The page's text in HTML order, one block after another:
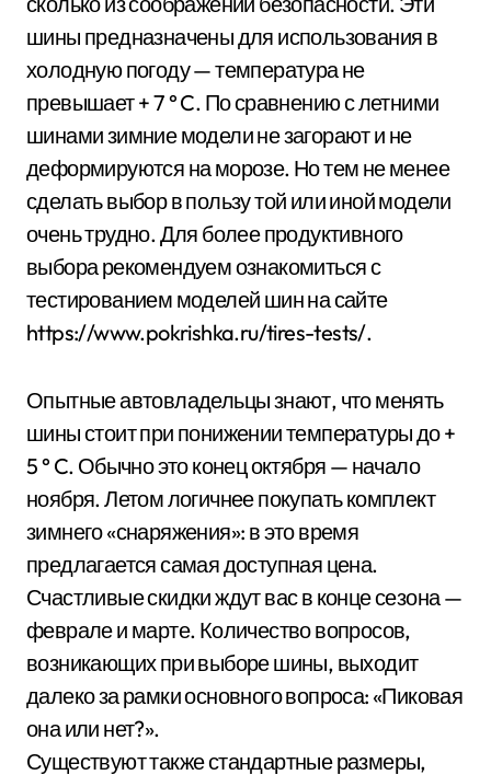
шины предназначены для использования в
холодную погоду — температура не
превышает + 7 ° C. По сравнению с летними
шинами зимние модели не загорают и не
деформируются на морозе. Но тем не менее
сделать выбор в пользу той или иной модели
очень трудно. Для более продуктивного
выбора рекомендуем ознакомиться с
тестированием моделей шин на сайте
https://www.pokrishka.ru/tires-tests/.
Опытные автовладельцы знают, что менять
шины стоит при понижении температуры до +
5 ° C. Обычно это конец октября — начало
ноября. Летом логичнее покупать комплект
зимнего «снаряжения»: в это время
предлагается самая доступная цена.
Счастливые скидки ждут вас в конце сезона —
феврале и марте. Количество вопросов,
возникающих при выборе шины, выходит
далеко за рамки основного вопроса: «Пиковая
она или нет?».
Существуют также стандартные размеры,